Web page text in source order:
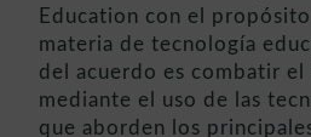
Education con el
materia de tecnología
del acuerdo es combatir el
mediante el uso de las
que aborden los